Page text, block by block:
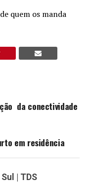
quem os manda
da conectividade
em residência
| TDS